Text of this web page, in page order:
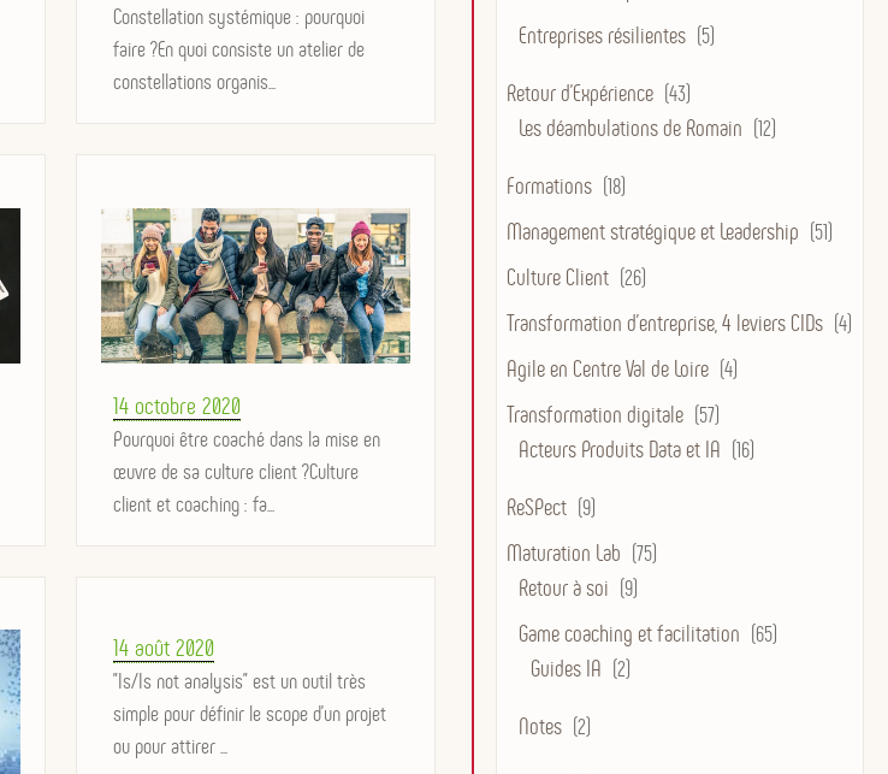
on
Constellation systémique : pourquoi
faire ?En quoi consiste un atelier de
constellations organis...
Posted
on
14 octobre 2020
Pourquoi être coaché dans la mise en
œuvre de sa culture client ?Culture
client et coaching : fa...
Posted
on
14 août 2020
"Is/Is not analysis" est un outil très
simple pour définir le scope d'un projet
ou pour attirer ...
Entreprises résilientes (5)
Retour d'Expérience (43)
Les déambulations de Romain (12)
Formations (18)
Management stratégique et Leadership (51)
Culture Client (26)
Transformation d’entreprise, 4 leviers CIDs (4)
Agile en Centre Val de Loire (4)
Transformation digitale (57)
Acteurs Produits Data et IA (16)
ReSPect (9)
Maturation Lab (75)
Retour à soi (9)
Game coaching et facilitation (65)
Guides IA (2)
Notes (2)